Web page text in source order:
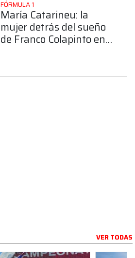
FÓRMULA 1
María Catarineu: la
mujer detrás del sueño
de Franco Colapinto en
VER TODAS